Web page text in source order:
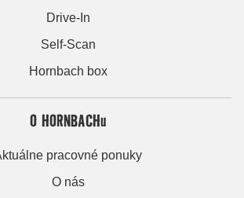
Drive-In
Self-Scan
Hornbach box
O HORNBACHu
pracovné ponuky
O nás